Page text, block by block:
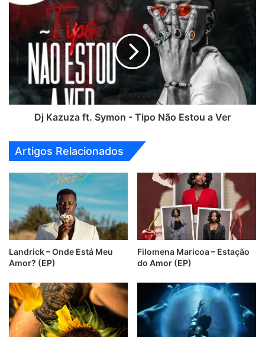
Dj
Kazuza
Symon
Tipo
Não
Estou
a
Dj Kazuza ft. Symon - Tipo Não Estou a Ver
Artigos Relacionados
Landrick – Onde Está Meu
Amor? (EP)
Filomena Maricoa – Estação
do Amor (EP)